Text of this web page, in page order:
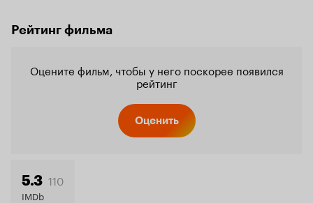
Рейтинг фильма
Оцените фильм, чтобы у него поскорее появился
рейтинг
Оценить
5.3 110
IMDb